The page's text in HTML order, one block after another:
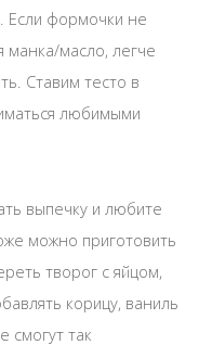
Если формочки не
манка/масло, легче
Ставим тесто в
любимыми
выпечку и любите
можно приготовить
творог с яйцом,
корицу, ваниль
смогут так